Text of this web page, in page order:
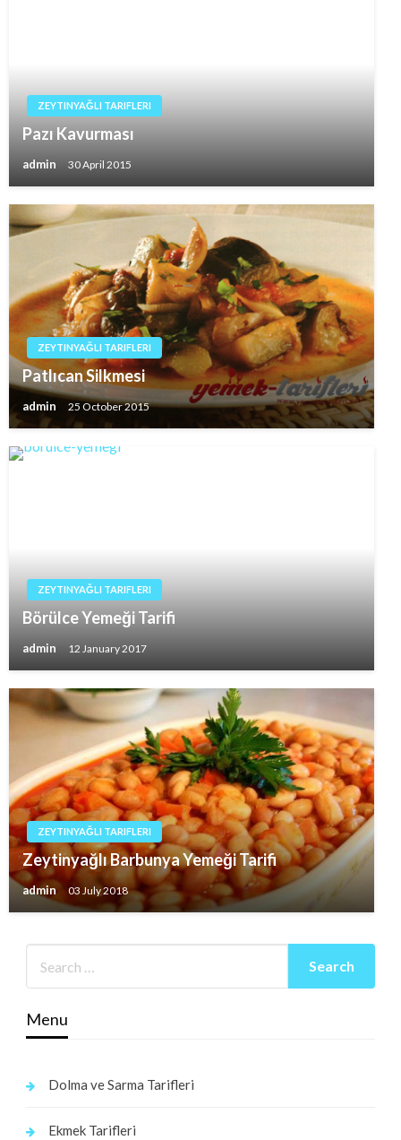
ZEYTINYAĞLI TARIFLERI
Pazı Kavurması
admin 30 April 2015
ZEYTINYAĞLI TARIFLERI
Patlıcan Silkmesi
admin 25 October 2015
ZEYTINYAĞLI TARIFLERI
Börülce Yemeği Tarifi
admin 12 January 2017
ZEYTINYAĞLI TARIFLERI
Zeytinyağlı Barbunya Yemeği Tarifi
admin 03 July 2018
Menu
Dolma ve Sarma Tarifleri
Ekmek Tarifleri